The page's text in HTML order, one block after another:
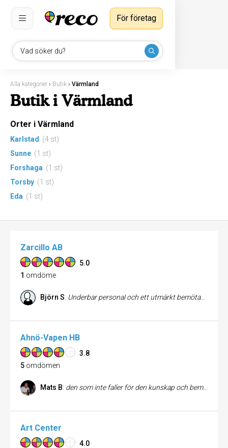
Vad söker du?
För företag
Alla kategorier › Butik › Värmland
Butik i Värmland
Orter i Värmland
Karlstad
(4 st)
Sunne (1 st)
Forshaga (1 st)
Torsby (1 st)
Eda (1 st)
Zarcillo AB
5.0
1 omdöme
Björn S: Underbar personal och ett utmärkt bemötande, ett bättre ställe att inhandla sina slipsar på är svårt att finna. Har hittat vad jag sökt efter länge, en guldgruva för de som älskar slipsar.
Ahnö-Vapen HB
3.8
5 omdömen
Mats B: den som inte faller för den kunskap och bemötande man får hos ahnö har nog säregen självkänsla
Art Center
4.0